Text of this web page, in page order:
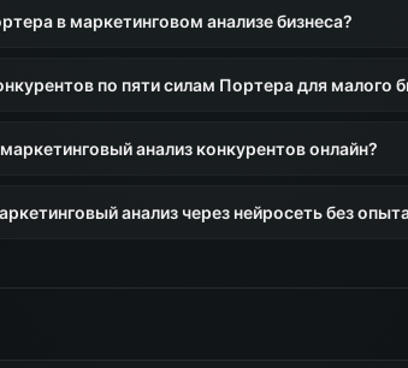
в маркетинговом анализе бизнеса?
по пяти силам Портера для малого
анализ конкурентов онлайн?
анализ через нейросеть без